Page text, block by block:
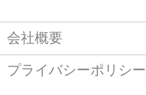
会社概要
プライバシーポリシー